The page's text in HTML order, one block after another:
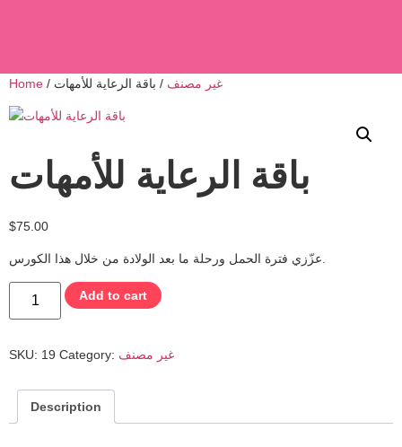
Home / غير مصنف / باقة الرعاية للأمهات
باقة الرعاية للأمهات
$75.00
عزّزي فترة الحمل ورحلة ما بعد الولادة من خلال هذا الكورس.
Add to cart
SKU: 19 Category: غير مصنف
Description